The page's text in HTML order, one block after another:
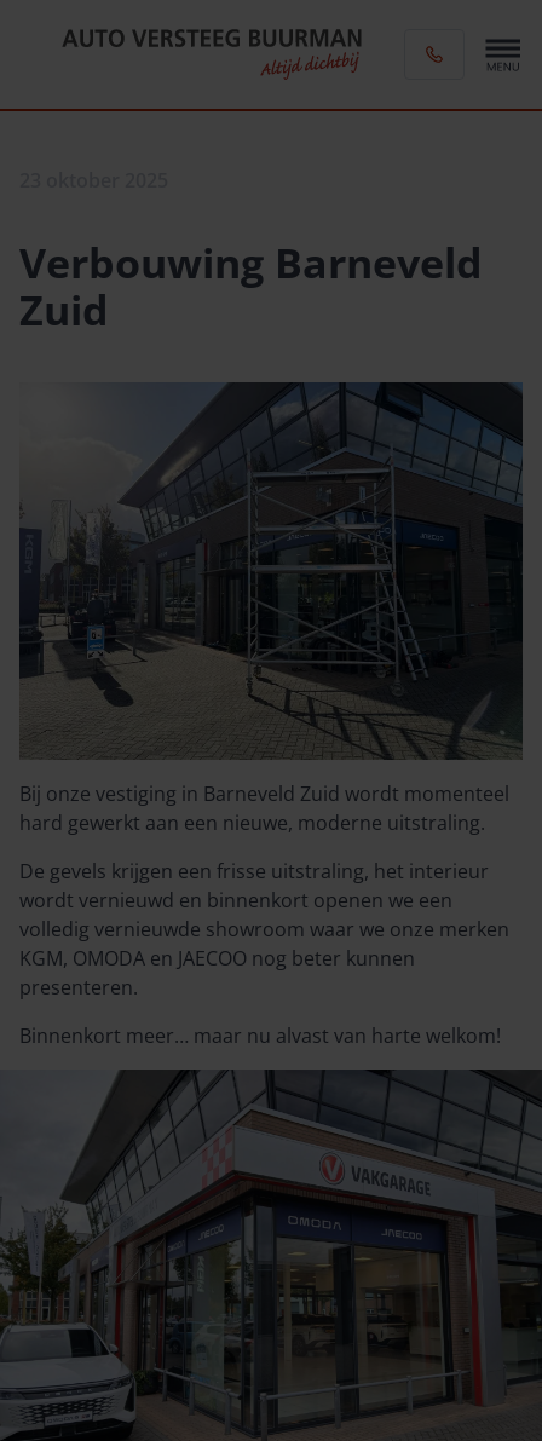
Verbouwing Barneveld
Zuid
Bij onze vestiging in Barneveld Zuid wordt momenteel
hard gewerkt aan een nieuwe, moderne uitstraling.
De gevels krijgen een frisse uitstraling, het interieur
wordt vernieuwd en binnenkort openen we een
volledig vernieuwde showroom waar we onze merken
KGM, OMODA en JAECOO nog beter kunnen
presenteren.
Binnenkort meer… maar nu alvast van harte welkom!